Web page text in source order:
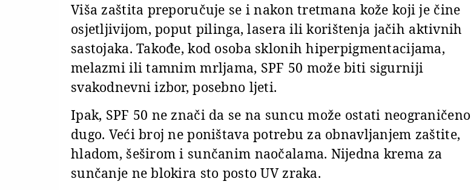
Viša zaštita preporučuje se i nakon tretmana kože koji je čine
osjetljivijom, poput pilinga, lasera ili korištenja jačih aktivnih
sastojaka. Takođe, kod osoba sklonih hiperpigmentacijama,
melazmi ili tamnim mrljama, SPF 50 može biti sigurniji
svakodnevni izbor, posebno ljeti.
Ipak, SPF 50 ne znači da se na suncu može ostati neograničeno
dugo. Veći broj ne poništava potrebu za obnavljanjem zaštite,
hladom, šeširom i sunčanim naočalama. Nijedna krema za
sunčanje ne blokira sto posto UV zraka.